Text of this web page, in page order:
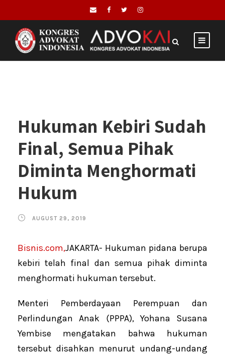
Hukuman Kebiri Sudah
Final, Semua Pihak
Diminta Menghormati
Hukum
AUGUST 29, 2019
Bisnis.com,JAKARTA- Hukuman pidana berupa
kebiri telah final dan semua pihak diminta
menghormati hukuman tersebut.
Menteri Pemberdayaan Perempuan dan
Perlindungan Anak (PPPA), Yohana Susana
Yembise mengatakan bahwa hukuman
tersebut disahkan menurut undang-undang